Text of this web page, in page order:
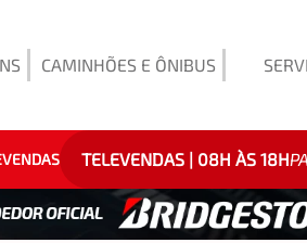
CAMINHÕES E ÔNIBUS
TELEVENDAS | 08H ÀS 18H